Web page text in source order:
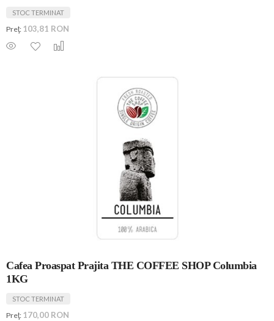
STOC TERMINAT
Preţ: 103,81 RON
Cafea Proaspat Prajita THE COFFEE SHOP Columbia
1KG
STOC TERMINAT
Preţ: 170,00 RON